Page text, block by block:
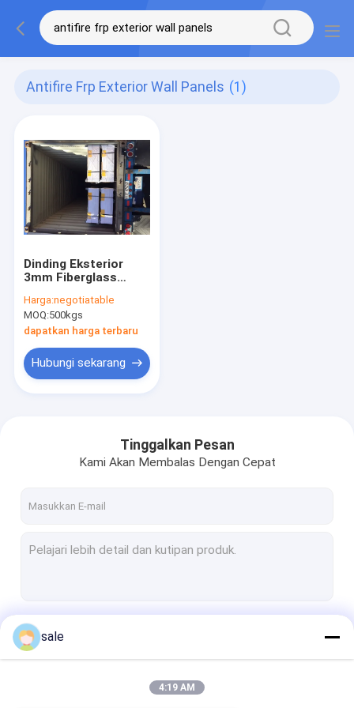
Antifire Frp Exterior Wall Panels (1)
Dinding Eksterior
3mm Fiberglass
Panel Antifire
100x2mm
Harga:negotiatable
MOQ:500kgs
dapatkan harga terbaru
Hubungi sekarang
Tinggalkan Pesan
Kami Akan Membalas Dengan Cepat
sale
4:19 AM